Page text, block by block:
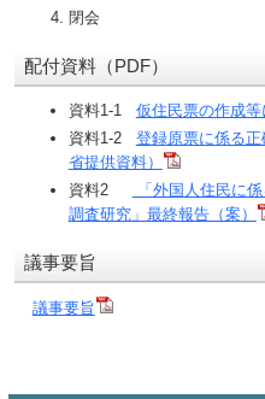
閉会
配付資料（PDF）
資料1-1 仮住民票の作成
資料1-2 登録原票に係る
省提供資料）
資料2
「外国人住民に
調査研究」最終報告（案）
議事要旨
議事要旨